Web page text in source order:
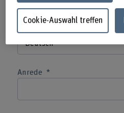
Anrede
Cookie-Auswahl treffen